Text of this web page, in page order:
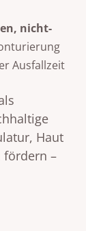
nicht-
Ausfallzeit
Haut
–